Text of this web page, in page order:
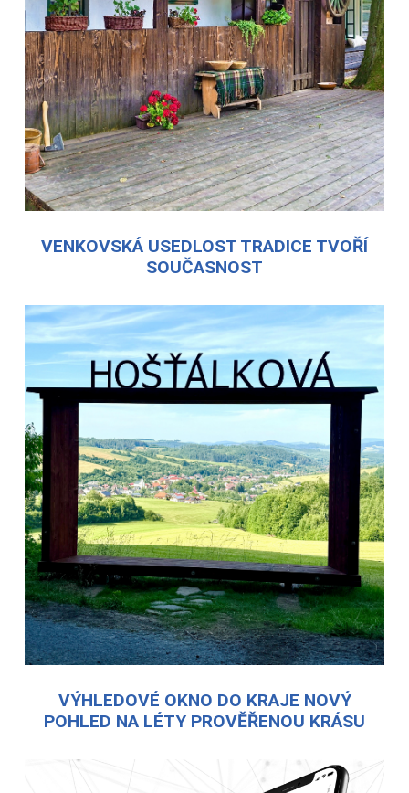
VENKOVSKÁ USEDLOST TRADICE TVOŘÍ
SOUČASNOST
VÝHLEDOVÉ OKNO DO KRAJE NOVÝ
POHLED NA LÉTY PROVĚŘENOU KRÁSU